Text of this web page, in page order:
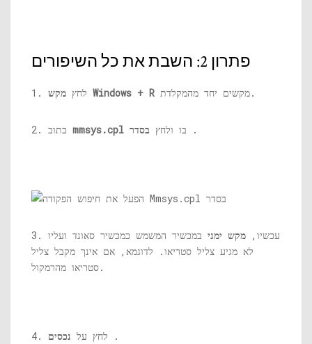
פתרון 2: השבת את כל השיפורים
1. לחץ מקש Windows + R מקשים יחד מהמקלדת.
mmsys.cpl בו ולחץ בסדר .
3. עכשיו, מקש ימני במכשיר המשמש כמכשיר סאונד ועליו
לא מגיע צליל סטריאו. לדוגמא, אם אינך מקבל צליל
סטריאו מהרמקול.
4. לחץ על נכסים .